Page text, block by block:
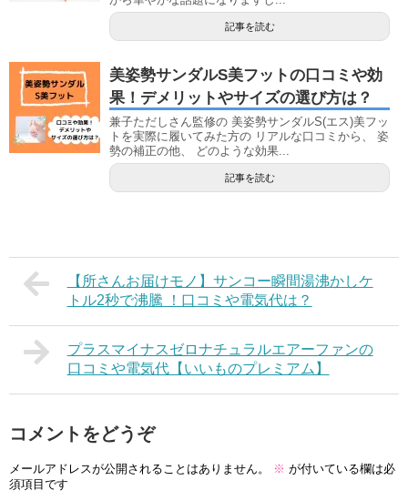
記事を読む
美姿勢サンダルS美フットの口コミや効
果！デメリットやサイズの選び方は？
兼子ただしさん監修の 美姿勢サンダルS(エス)美フッ
トを実際に履いてみた方の リアルな口コミから、 姿
勢の補正の他、 どのような効果...
記事を読む
【所さんお届けモノ】サンコー瞬間湯沸かしケ
トル2秒で沸騰 ！口コミや電気代は？
プラスマイナスゼロナチュラルエアーファンの
口コミや電気代【いいものプレミアム】
コメントをどうぞ
メールアドレスが公開されることはありません。 ※ が付いている欄は必
須項目です